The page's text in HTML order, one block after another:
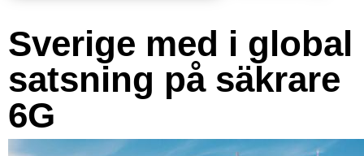
Sverige med i global
satsning på säkrare
6G